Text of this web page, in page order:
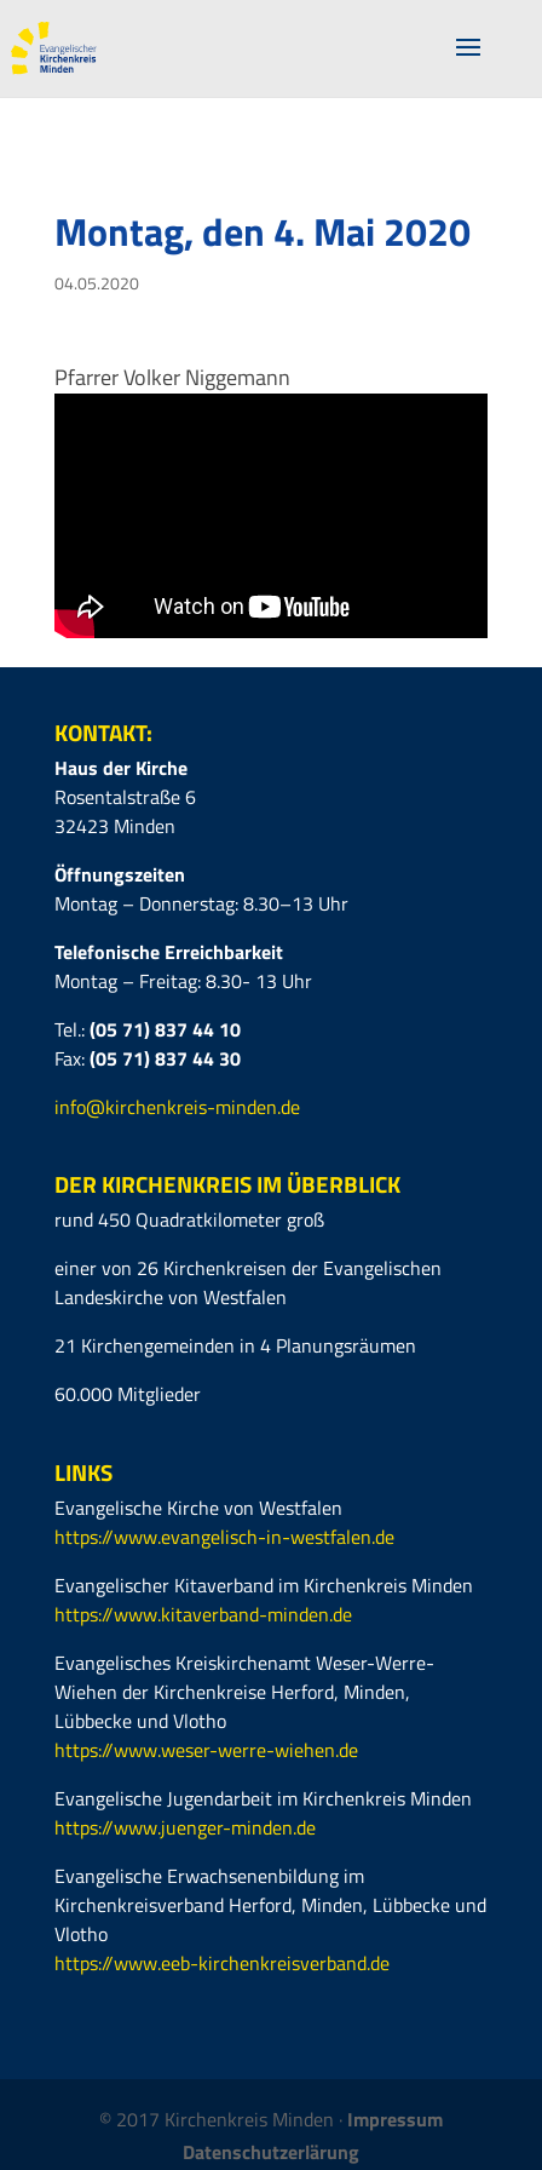
Montag, den 4. Mai 2020
04.05.2020
Pfarrer Volker Niggemann
KONTAKT:
Haus der Kirche
Rosentalstraße 6
32423 Minden
Öffnungszeiten
Montag – Donnerstag: 8.30–13 Uhr
Telefonische Erreichbarkeit
Montag – Freitag: 8.30- 13 Uhr
Tel.:(05 71) 837 44 10
Fax:(05 71)837 44 30
info@kirchenkreis-minden.de
DER KIRCHENKREIS IM ÜBERBLICK
rund 450 Quadratkilometer groß
einer von 26 Kirchenkreisen der Evangelischen
Landeskirche von Westfalen
21 Kirchengemeinden in 4 Planungsräumen
60.000 Mitglieder
LINKS
Evangelische Kirche von Westfalen
https://www.evangelisch-in-westfalen.de
Evangelischer Kitaverband im Kirchenkreis Minden
https://www.kitaverband-minden.de
Evangelisches Kreiskirchenamt Weser-Werre-
Wiehen der Kirchenkreise Herford, Minden,
Lübbecke und Vlotho
https://www.weser-werre-wiehen.de
Evangelische Jugendarbeit im Kirchenkreis Minden
https://www.juenger-minden.de
Evangelische Erwachsenenbildung im
Kirchenkreisverband Herford, Minden, Lübbecke und
Vlotho
https://www.eeb-kirchenkreisverband.de
© 2017 Kirchenkreis Minden · Impressum
Datenschutzerlärung